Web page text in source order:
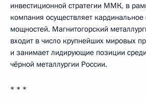
инвестиционной стратегии ММК, в
компания осуществляет
мощностей. Магнитогорский
входит в число крупнейших мировых
и занимает лидирующие позиции
чёрной металлургии России.
* * *